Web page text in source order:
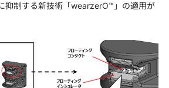
抑制する新技術「wearzerO™」の適用が